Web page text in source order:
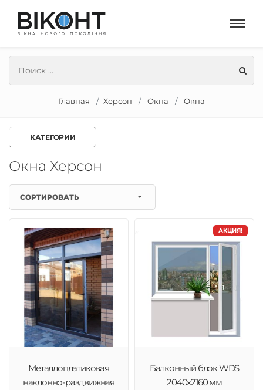
Главная Херсон Окна Окна
КАТЕГОРИИ
Окна Херсон
СОРТИРОВАТЬ
Металлоплатиковая
наклонно-раздвижная
АКЦИЯ!
Балконный блок WDS
2040x2160 мм